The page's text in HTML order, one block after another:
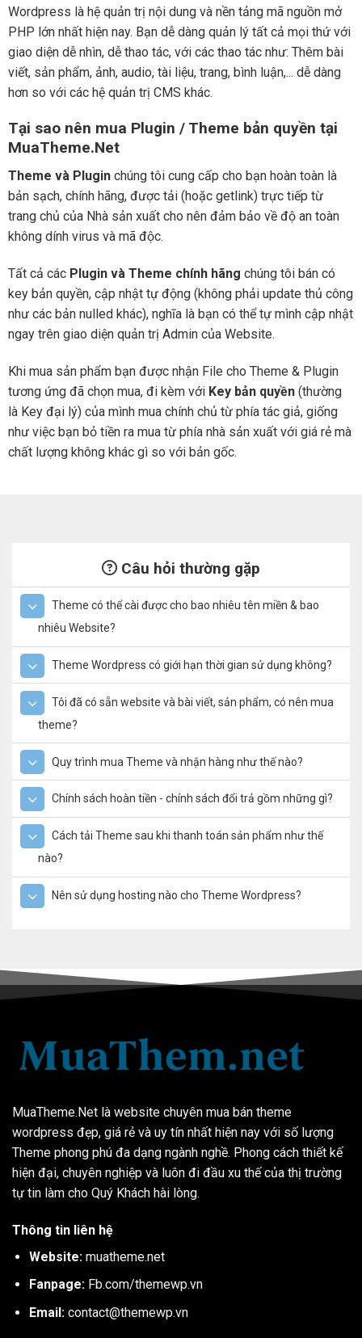
Wordpress là hệ quản trị nội dung và nền tảng mã nguồn mở
PHP lớn nhất hiện nay. Bạn dễ dàng quản lý tất cả mọi thứ với
giao diện dễ nhìn, dễ thao tác, với các thao tác như: Thêm bài
viết, sản phẩm, ảnh, audio, tài liệu, trang, bình luận,... dễ dàng
hơn so với các hệ quản trị CMS khác.
Tại sao nên mua Plugin / Theme bản quyền tại
MuaTheme.Net
Theme và Plugin chúng tôi cung cấp cho bạn hoàn toàn là
bản sạch, chính hãng, được tải (hoặc getlink) trực tiếp từ
trang chủ của Nhà sản xuất cho nên đảm bảo về độ an toàn
không dính virus và mã độc.
Tất cả các Plugin và Theme chính hãng chúng tôi bán có
key bản quyền, cập nhật tự động (không phải update thủ công
như các bản nulled khác), nghĩa là bạn có thể tự mình cập nhật
ngay trên giao diện quản trị Admin của Website.
Khi mua sản phẩm bạn được nhận File cho Theme & Plugin
tương ứng đã chọn mua, đi kèm với Key bản quyền (thường
là Key đại lý) của mình mua chính chủ từ phía tác giả, giống
như việc bạn bỏ tiền ra mua từ phía nhà sản xuất với giá rẻ mà
chất lượng không khác gì so với bản gốc.
Câu hỏi thường gặp
Theme có thể cài được cho bao nhiêu tên miền & bao
nhiêu Website?
Theme Wordpress có giới hạn thời gian sử dụng không?
Tôi đã có sẵn website và bài viết, sản phẩm, có nên mua
theme?
Quy trình mua Theme và nhận hàng như thế nào?
Chính sách hoàn tiền - chính sách đổi trả gồm những gì?
Cách tải Theme sau khi thanh toán sản phẩm như thế
nào?
Nên sử dụng hosting nào cho Theme Wordpress?
MuaTheme.Net là website chuyên mua bán theme
wordpress đẹp, giá rẻ và uy tín nhất hiện nay với số lượng
Theme phong phú đa dạng ngành nghề. Phong cách thiết kế
hiện đại, chuyên nghiệp và luôn đi đầu xu thế của thị trường
tự tin làm cho Quý Khách hài lòng.
Thông tin liên hệ
Website: muatheme.net
Fanpage: Fb.com/themewp.vn
Email: contact@themewp.vn